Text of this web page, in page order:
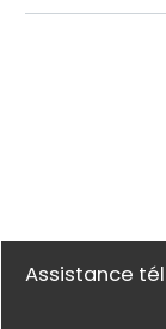
Assistance